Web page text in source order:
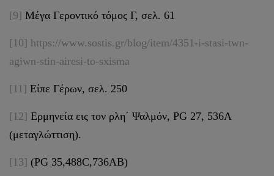
[9] Μέγα Γεροντικό τόμος Γ, σελ. 61
[10] https://www.sostis.gr/blog/item/4351-i-stasi-twn-
agiwn-stin-airesi-to-sxisma
[11] Είπε Γέρων, σελ. 250
[12] Ερμηνεία εις τον ρλη΄ Ψαλμόν, PG 27, 536Α
(μεταγλώττιση).
[13] (PG 35,488C,736AB)